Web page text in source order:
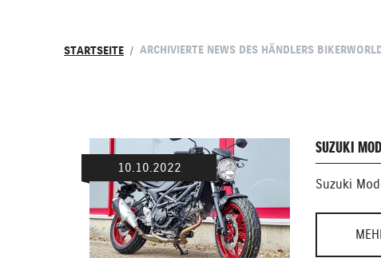
STARTSEITE ARCHIVIERTE NEWS DES HÄNDLERS
10.10.2022
SUZUKI
Suzuki